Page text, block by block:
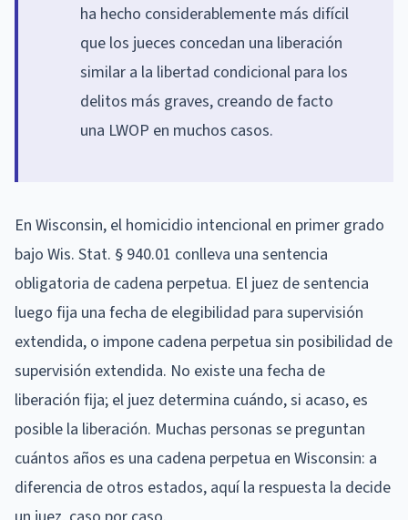
ha hecho considerablemente más difícil
que los jueces concedan una liberación
similar a la libertad condicional para los
delitos más graves, creando de facto
una LWOP en muchos casos.
En Wisconsin, el homicidio intencional en primer grado
bajo Wis. Stat. § 940.01 conlleva una sentencia
obligatoria de cadena perpetua. El juez de sentencia
luego fija una fecha de elegibilidad para supervisión
extendida, o impone cadena perpetua sin posibilidad de
supervisión extendida. No existe una fecha de
liberación fija; el juez determina cuándo, si acaso, es
posible la liberación. Muchas personas se preguntan
cuántos años es una cadena perpetua en Wisconsin: a
diferencia de otros estados, aquí la respuesta la decide